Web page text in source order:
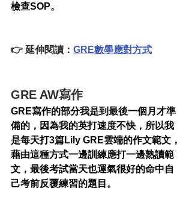
檢查SOP。
👉 延伸閱讀： GRE數學應對方式
GRE AW寫作
GRE寫作的部分我是到最後一個月才準
備的，因為我的英打速度不快，所以我
是每天打3篇Lily GRE雲端的作文範文，
藉由這種方式一邊訓練應打一邊熟讀範
文，最後考試當天也運氣很好的命中自
己考前反覆練習的題目。